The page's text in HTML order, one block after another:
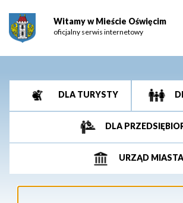
Witamy w Mieście Oświęcim
oficjalny serwis internetowy
DLA TURYSTY
DLA
URZĄD MIASTA